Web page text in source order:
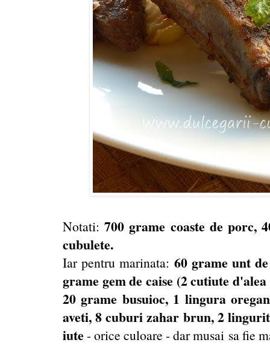
Notati:700 grame coaste de porc,
cubulete.
Iar pentru marinata: 60 grame unt
grame gem de caise (2 cutiute
20 grame busuioc, 1 lingura
aveti, 8 cuburi zahar brun, 2
iute - orice culoare - dar musai sa fie